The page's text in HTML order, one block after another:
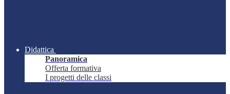
Didattica
Panoramica
Offerta formativa
I progetti delle classi